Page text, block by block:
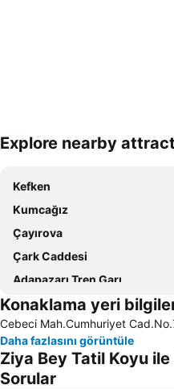
Haritayı genişlet
Explore nearby
Kefken
Kumcağız
Çayırova
Çark Сaddesi
Adapazarı Tren Garı
İstanbuldere Alabalık Evi
Ali Fuat Paşa Tren Garı
Regional Cultures Fair
Konaklama yeri
Cebeci Mah.Cumhuriyet
Daha fazlasını görüntüle
Ziya Bey Tatil Koyu
Sorular